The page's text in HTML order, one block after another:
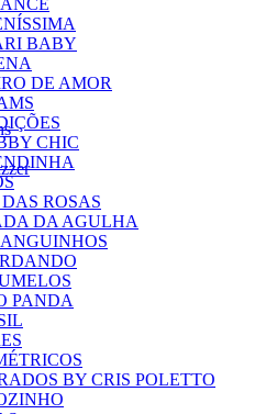
BABY
DE AMOR
CHIC
ROSAS
DA AGULHA
PANDA
BY CRIS POLETTO